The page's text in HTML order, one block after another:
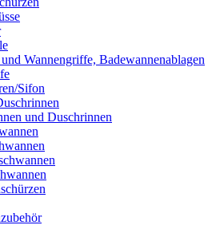
Wannengriffe, Badewannenablagen
Sifon
und Duschrinnen